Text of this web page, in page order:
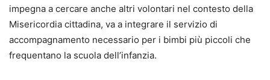
impegna a cercare anche altri volontari nel contesto della
Misericordia cittadina, va a integrare il servizio di
accompagnamento necessario per i bimbi più piccoli che
frequentano la scuola dell’infanzia.